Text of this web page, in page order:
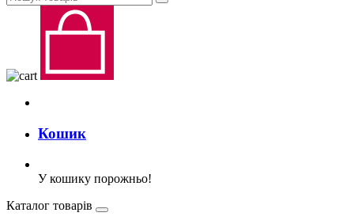
Кошик
У кошику порожньо!
Каталог товарів